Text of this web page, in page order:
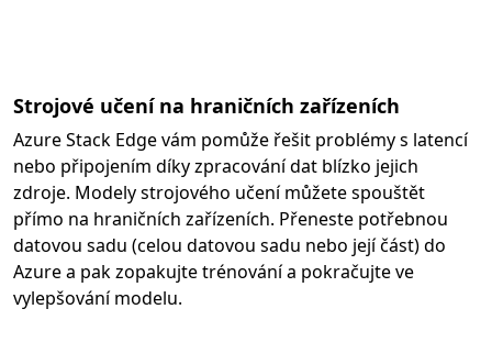
Strojové učení na hraničních zařízeních
Azure Stack Edge vám pomůže řešit problémy s latencí
nebo připojením díky zpracování dat blízko jejich
zdroje. Modely strojového učení můžete spouštět
přímo na hraničních zařízeních. Přeneste potřebnou
datovou sadu (celou datovou sadu nebo její část) do
Azure a pak zopakujte trénování a pokračujte ve
vylepšování modelu.